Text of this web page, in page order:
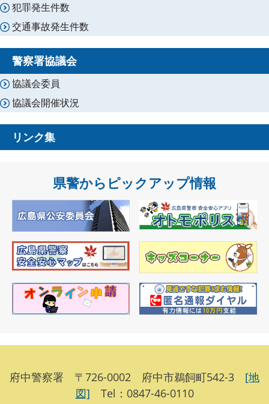
犯罪発生件数
交通事故発生件数
警察署協議会
協議会委員
協議会開催状況
リンク集
県警からピックアップ情報
府中警察署 〒726-0002 府中市鵜飼町542-3 [地
図] Tel：0847-46-0110